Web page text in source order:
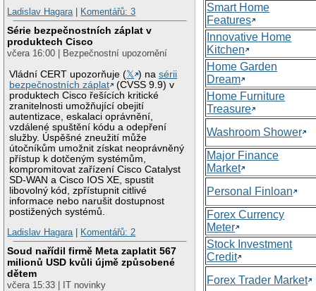
Ladislav Hagara| Komentářů: 3
Série bezpečnostních záplat v
produktech Cisco
včera 16:00 | Bezpečnostní upozornění
Vládní CERT upozorňuje (𝕏 ) nasérii
bezpečnostních záplat
(CVSS 9.9) v
produktech Cisco řešících kritické
zranitelnosti umožňující obejití
autentizace, eskalaci oprávnění,
vzdálené spuštění kódu a odepření
služby. Úspěšné zneužití může
útočníkům umožnit získat neoprávněný
přístup k dotčeným systémům,
kompromitovat zařízení Cisco Catalyst
SD-WAN a Cisco IOS XE, spustit
libovolný kód, zpřístupnit citlivé
informace nebo narušit dostupnost
postižených systémů.
Ladislav Hagara| Komentářů: 2
Soud nařídil firmě Meta zaplatit 567
milionů USD kvůli újmě způsobené
dětem
včera 15:33 | IT novinky
Smart Home
Features
Innovative Home
Kitchen
Home Garden
Dream
Home Furniture
Treasure
Washroom Shower
Major Finance
Market
Personal Finloan
Forex Currency
Meter
Stock Investment
Credit
Forex Trader Market